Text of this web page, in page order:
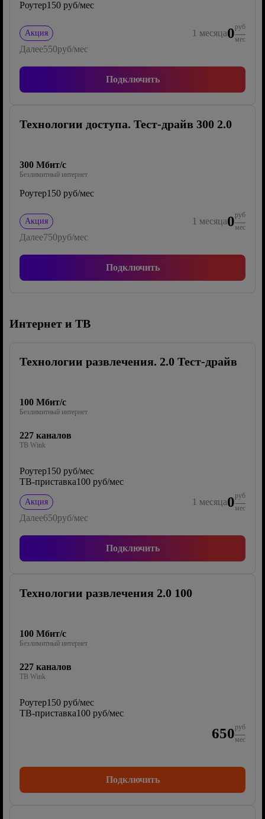
Роутер150 руб/мес
Акция 1 месяца0руб
мес
Далее550руб/мес
Подключить
Технологии доступа. Тест-драйв 300 2.0
300 Мбит/с
Безлимитный интернет
Роутер150 руб/мес
Акция 1 месяца0руб
мес
Далее750руб/мес
Подключить
Интернет и ТВ
Технологии развлечения. 2.0 Тест-драйв
100 Мбит/с
Безлимитный интернет
227 каналов
ТВ Wink
Роутер150 руб/мес
ТВ-приставка100 руб/мес
Акция 1 месяца0руб
мес
Далее650руб/мес
Подключить
Технологии развлечения 2.0 100
100 Мбит/с
Безлимитный интернет
227 каналов
ТВ Wink
Роутер150 руб/мес
ТВ-приставка100 руб/мес
650руб
мес
Подключить